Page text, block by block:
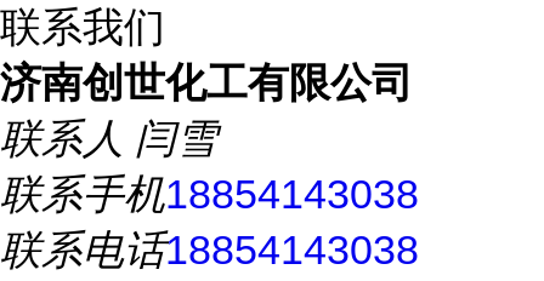
联系我们
济南创世化工有限公司
联系人 闫雪
联系手机18854143038
联系电话18854143038